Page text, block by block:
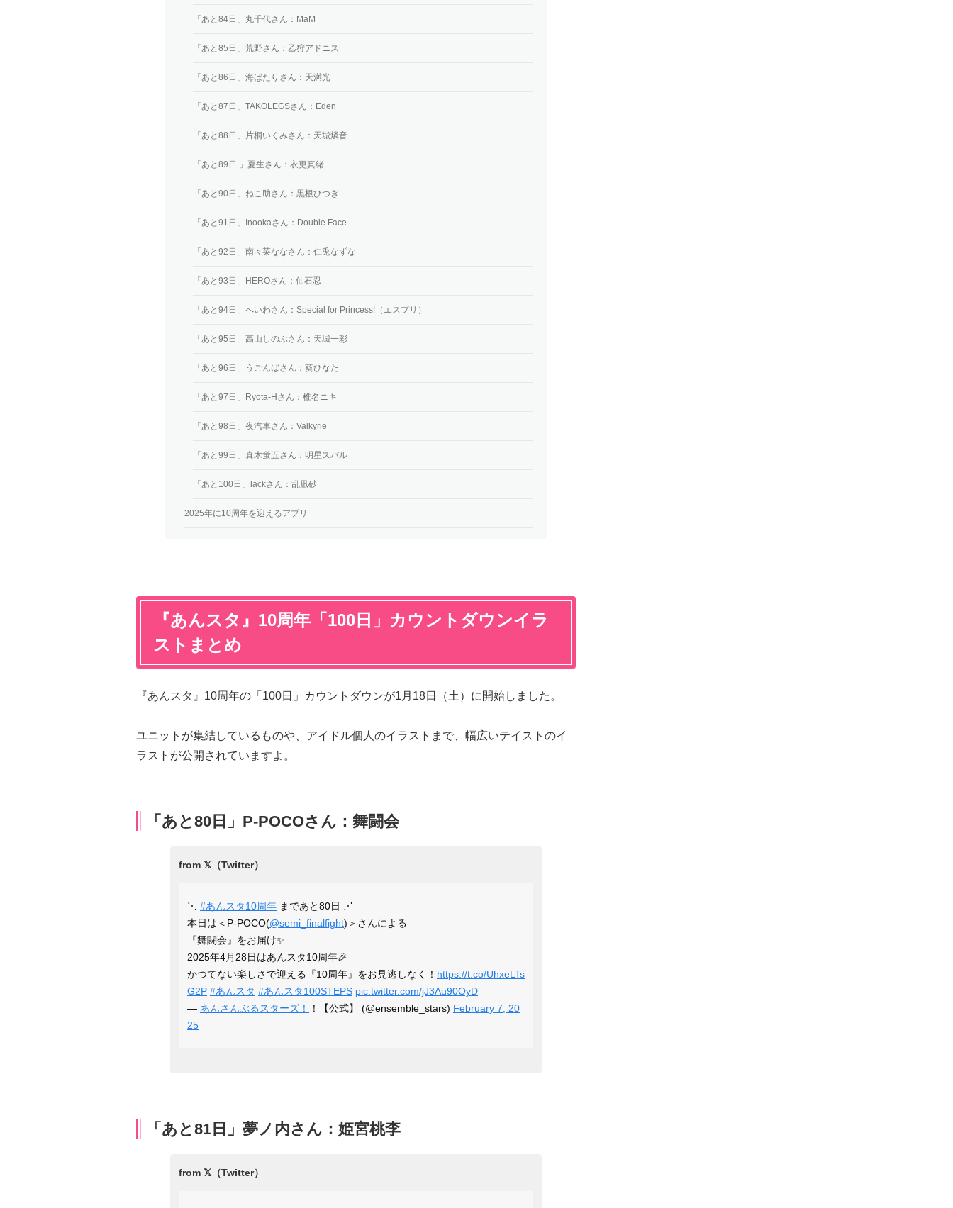
「あと84日」丸千代さん：MaM
「あと85日」荒野さん：乙狩アドニス
「あと86日」海ばたりさん：天満光
「あと87日」TAKOLEGSさん：Eden
「あと88日」片桐いくみさん：天城燐音
「あと89日 」夏生さん：衣更真緒
「あと90日」ねこ助さん：黒根ひつぎ
「あと91日」Inookaさん：Double Face
「あと92日」南々菜ななさん：仁兎なずな
「あと93日」HEROさん：仙石忍
「あと94日」へいわさん：Special for Princess!（エスプリ）
「あと95日」高山しのぶさん：天城一彩
「あと96日」うごんばさん：葵ひなた
「あと97日」Ryota-Hさん：椎名ニキ
「あと98日」夜汽車さん：Valkyrie
「あと99日」真木蛍五さん：明星スバル
「あと100日」lackさん：乱凪砂
2025年に10周年を迎えるアプリ
『あんスタ』10周年「100日」カウントダウンイラ
ストまとめ
『あんスタ』10周年の「100日」カウントダウンが1月18日（土）に開始しました。
ユニットが集結しているものや、アイドル個人のイラストまで、幅広いテイストのイ
ラストが公開されていますよ。
「あと80日」P-POCOさん：舞闘会
⋱ #あんスタ10周年 まであと80日 ⋰
本日は＜P-POCO(@semi_finalfight)＞さんによる
『舞闘会』をお届け✨️
2025年4月28日はあんスタ10周年🎉
かつてない楽しさで迎える『10周年』をお見逃しなく！ https://t.co/UhxeLTs
G2P #あんスタ #あんスタ100STEPS pic.twitter.com/jJ3Au90OyD
— あんさんぶるスターズ！ ！【公式】 (@ensemble_stars) February 7, 20
25
「あと81日」夢ノ内さん：姫宮桃李